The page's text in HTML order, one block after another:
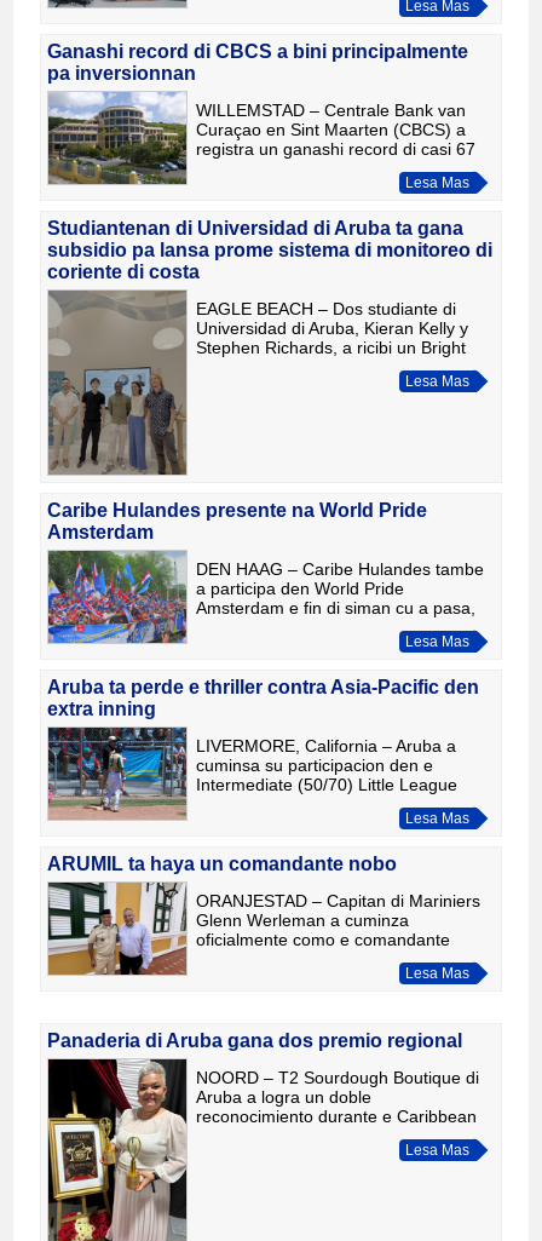
crea pregunta serio riba e propuesta
Lesa Mas
Ganashi record di CBCS a bini principalmente
pa inversionnan
WILLEMSTAD – Centrale Bank van
Curaçao en Sint Maarten (CBCS) a
registra un ganashi record di casi 67
miyon florin den 2025. Segun e
informe anual, e resultado tabata
Lesa Mas
Studiantenan di Universidad di Aruba ta gana
subsidio pa lansa prome sistema di monitoreo di
coriente di costa
EAGLE BEACH – Dos studiante di
Universidad di Aruba, Kieran Kelly y
Stephen Richards, a ricibi un Bright
Future Research Grant di AWG
20.000, financia pa Iberostar Aruba,
Lesa Mas
Caribe Hulandes presente na World Pride
Amsterdam
DEN HAAG – Caribe Hulandes tambe
a participa den World Pride
Amsterdam e fin di siman cu a pasa,
ora cu e boto "One Kingdom, One
Love" a tuma parti den e famoso
or
Lesa Mas
Aruba ta perde e thriller contra Asia-Pacific den
extra inning
LIVERMORE, California – Aruba a
cuminsa su participacion den e
Intermediate (50/70) Little League
World Series cu un derota doloroso di
6-5 contra Sur Korea (Asia-Pacific),
Lesa Mas
ARUMIL ta haya un comandante nobo
ORANJESTAD – Capitan di Mariniers
Glenn Werleman a cuminza
oficialmente como e comandante
nobo di ARUMIL (Militarnan Arubiano)
entrante 1 di augustus. E ta asumi e
Lesa Mas
Panaderia di Aruba gana dos premio regional
NOORD – T2 Sourdough Boutique di
Aruba a logra un doble
reconocimiento durante e Caribbean
Baking Awards na Sint Maarten,
caminda e panaderia a gana Best
Lesa Mas